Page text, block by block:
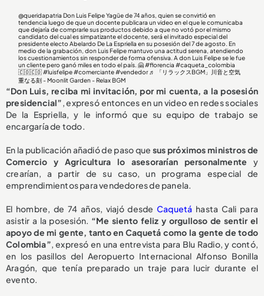
@queridapatria Don Luis Felipe Yagüe de 74 años, quien se convirtió en
tendencia luego de que un docente publicara un video en el que le comunicaba
que dejaría de comprarle sus productos debido a que no votó por el mismo
candidato del cual es simpatizante el docente, será el invitado especial del
presidente electo Abelardo De La Espriella en su posesión del 7 de agosto. En
medio de la grabación, don Luis Felipe mantuvo una actitud serena, atendiendo
los cuestionamientos sin responder de forma ofensiva. A don Luis Felipe se le fue
un cliente pero ganó miles en todo el país. 🤗#florencia #caqueta_colombia
🇨🇴🇨🇴 #luisfelipe #comerciante #vendedor ♬ 「リラックスBGM」川音と空気
重なる刻 - Moonlit Garden - Relax BGM
“Don Luis, reciba mi invitación, por mi cuenta, a la posesión
presidencial”, expresó entonces en un video en redes sociales
De la Espriella, y le informó que su equipo de trabajo se
encargaría de todo.
En la publicación añadió de paso que sus próximos ministros de
Comercio y Agricultura lo asesorarían personalmente y
crearían, a partir de su caso, un programa especial de
emprendimientos para vendedores de panela.
El hombre, de 74 años, viajó desdeCaquetá hasta Cali para
asistir a la posesión. “Me siento feliz y orgulloso de sentir el
apoyo de mi gente, tanto en Caquetá como la gente de todo
Colombia”, expresó en una entrevista para Blu Radio, y contó,
en los pasillos del Aeropuerto Internacional Alfonso Bonilla
Aragón, que tenía preparado un traje para lucir durante el
evento.